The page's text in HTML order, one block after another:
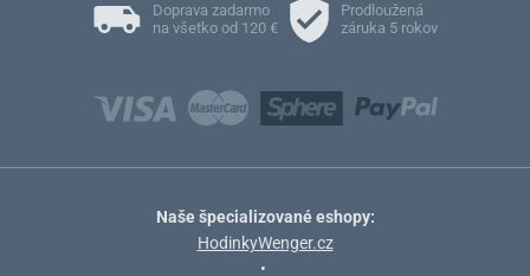
Doprava zadarmo
na všetko od 120 €
Prodloužená
záruka 5 rokov
Naše špecializované eshopy:
HodinkyWenger.cz
•